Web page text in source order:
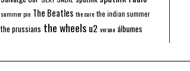
summer pie The Beatles the cure the indian summer
the prussians the wheels u2 verano álbumes